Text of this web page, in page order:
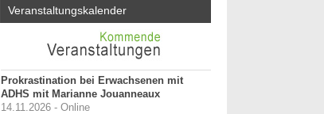
Veranstaltungskalender
Prokrastination bei Erwachsenen mit
ADHS mit Marianne Jouanneaux
14.11.2026 - Online